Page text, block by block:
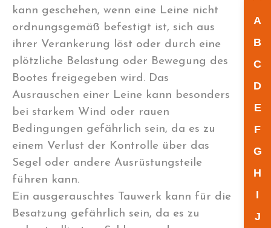
A
B
C
D
E
F
G
H
I
J
kann geschehen, wenn eine Leine nicht
ordnungsgemäß befestigt ist, sich aus
ihrer Verankerung löst oder durch eine
plötzliche Belastung oder Bewegung des
Bootes freigegeben wird. Das
Ausrauschen einer Leine kann besonders
bei starkem Wind oder rauen
Bedingungen gefährlich sein, da es zu
einem Verlust der Kontrolle über das
Segel oder andere Ausrüstungsteile
führen kann.
Ein ausgerauschtes Tauwerk kann für die
Besatzung gefährlich sein, da es zu